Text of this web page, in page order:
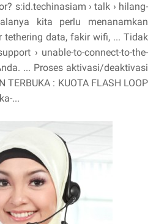
s:id.techinasiam › talk › hilang-
kita perlu menanamkan
data, fakir wifi, ... Tidak
› unable-to-connect-to-the-
... Proses aktivasi/deaktivasi
: KUOTA FLASH LOOP
...